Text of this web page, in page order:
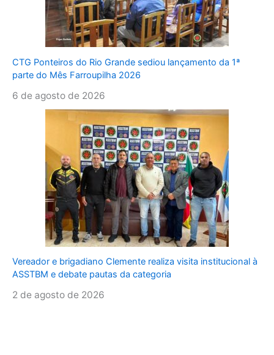
CTG Ponteiros do Rio Grande sediou lançamento da 1ª
parte do Mês Farroupilha 2026
6 de agosto de 2026
Vereador e brigadiano Clemente realiza visita institucional à
ASSTBM e debate pautas da categoria
2 de agosto de 2026